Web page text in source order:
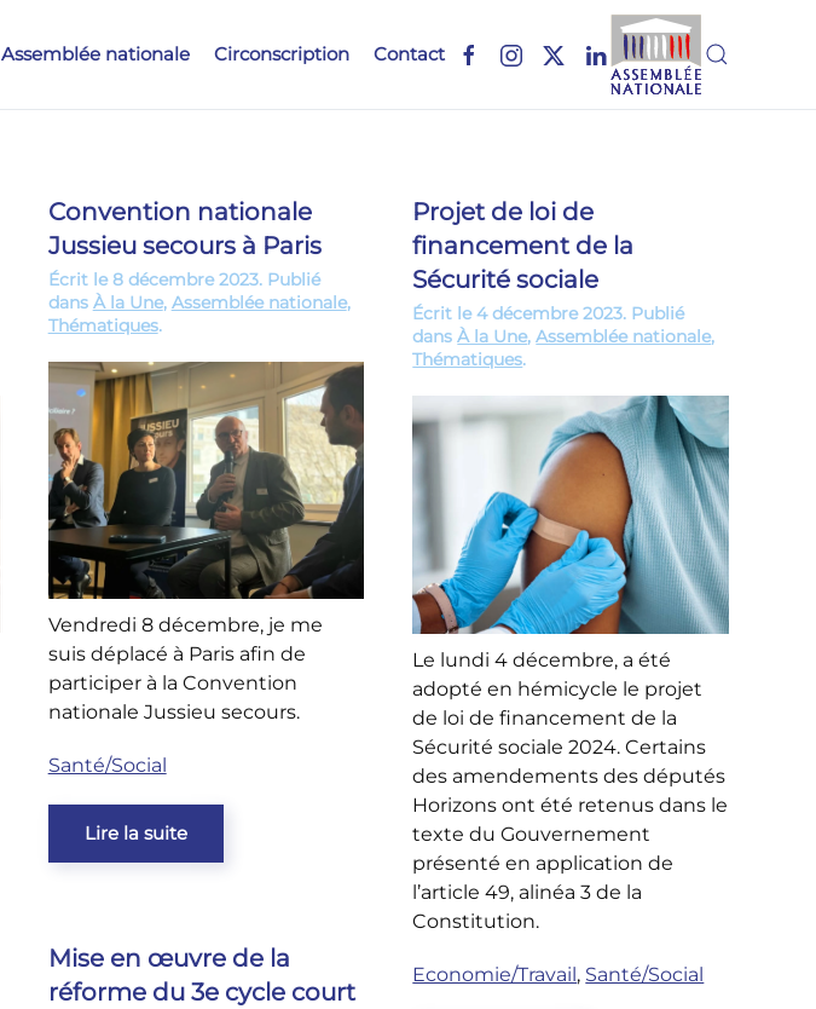
Assemblée nationale Circonscription Contact
Convention nationale
Jussieu secours à Paris
Écrit le8 décembre 2023. Publié
dans À la Une, Assemblée nationale,
Thématiques.
Vendredi 8 décembre, je me
suis déplacé à Paris afin de
participer à la Convention
nationale Jussieu secours.
Santé/Social
Lire la suite
Projet de loi de
financement de la
Sécurité sociale
Écrit le4 décembre 2023. Publié
dansÀ la Une,Assemblée nationale,
Thématiques.
Le lundi 4 décembre, a été
adopté en hémicycle le projet
de loi de financement de la
Sécurité sociale 2024. Certains
des amendements des députés
Horizons ont été retenus dans le
texte du Gouvernement
présenté en application de
l’article 49, alinéa 3 de la
Constitution.
Economie/Travail, Santé/Social
Mise en œuvre de la
réforme du 3e cycle court